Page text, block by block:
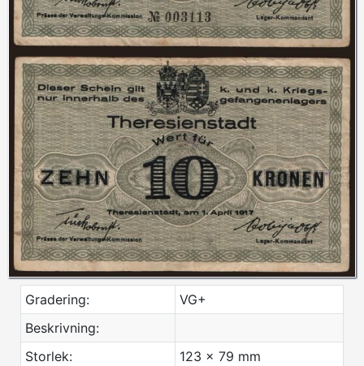
Gradering:
VG+
Beskrivning:
Storlek:
123 x 79 mm